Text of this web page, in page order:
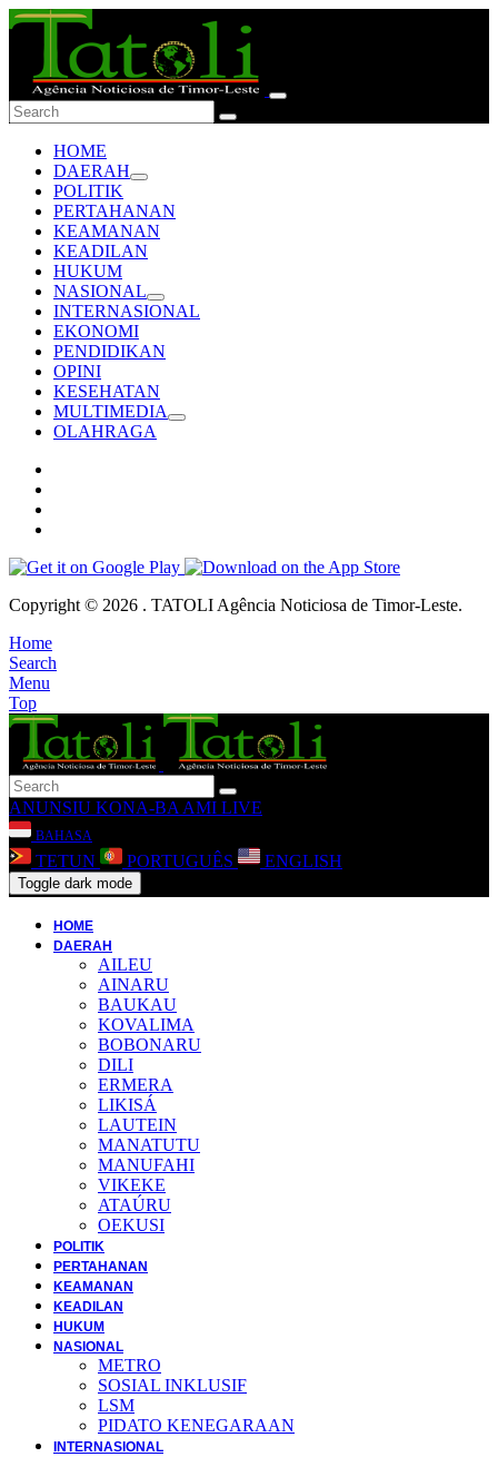
HOME
DAERAH
POLITIK
PERTAHANAN
KEAMANAN
KEADILAN
HUKUM
NASIONAL
INTERNASIONAL
EKONOMI
PENDIDIKAN
OPINI
KESEHATAN
MULTIMEDIA
OLAHRAGA
Copyright © 2026 . TATOLI Agência Noticiosa de Timor-Leste.
Home
Search
Menu
Top
ANUNSIU KONA-BA AMI LIVE
BAHASA
TETUN PORTUGUÊS ENGLISH
Toggle dark mode
HOME
DAERAH
AILEU
AINARU
BAUKAU
KOVALIMA
BOBONARU
DILI
ERMERA
LIKISÁ
LAUTEIN
MANATUTU
MANUFAHI
VIKEKE
ATAÚRU
OEKUSI
POLITIK
PERTAHANAN
KEAMANAN
KEADILAN
HUKUM
NASIONAL
METRO
SOSIAL INKLUSIF
LSM
PIDATO KENEGARAAN
INTERNASIONAL